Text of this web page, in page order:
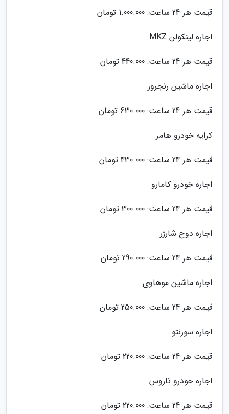
قیمت هر 24 ساعت: 1.000.000 تومان
اجاره لینکولن MKZ
قیمت هر 24 ساعت: 440.000 تومان
اجاره ماشین رنجرور
قیمت هر 24 ساعت: 630.000 تومان
کرایه خودرو هامر
قیمت هر 24 ساعت: 430.000 تومان
اجاره خودرو کامارو
قیمت هر 24 ساعت: 300.000 تومان
اجاره دوج شارژر
قیمت هر 24 ساعت: 290.000 تومان
اجاره ماشین موهاوی
قیمت هر 24 ساعت: 250.000 تومان
اجاره سورنتو
قیمت هر 24 ساعت: 220.000 تومان
اجاره خودرو تاروس
قیمت هر 24 ساعت: 220.000 تومان